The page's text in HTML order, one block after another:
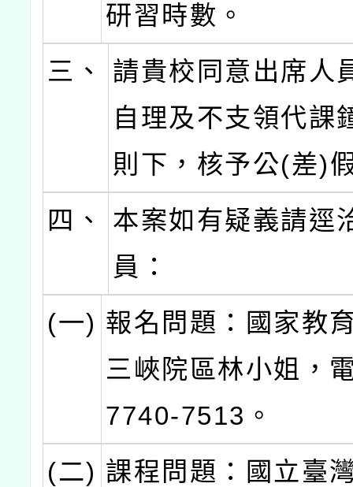
研習時數。
三、
請貴校同意出席人
自理及不支領代課
則下，核予公(差)
四、
本案如有疑義請逕
員：
(一) 報名問題：國家教
三峽院區林小姐，
7740-7513。
(二) 課程問題：國立臺